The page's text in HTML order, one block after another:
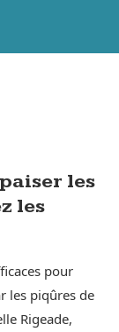
les
les
pour
les piqûres de
Rigeade,